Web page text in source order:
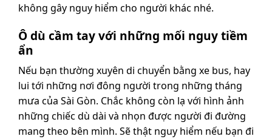
không gây nguy hiểm cho người khác nhé.
Ô dù cầm tay với những mối nguy tiềm
ẩn
Nếu bạn thường xuyên di chuyển bằng xe bus, hay
lui tới những nơi đông người trong những tháng
mưa của Sài Gòn. Chắc không còn lạ với hình ảnh
những chiếc dù dài và nhọn được người đi đường
mang theo bên mình. Sẽ thật nguy hiểm nếu bạn đi